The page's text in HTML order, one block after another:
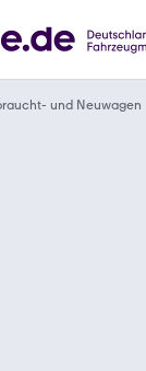
und Neuwagen